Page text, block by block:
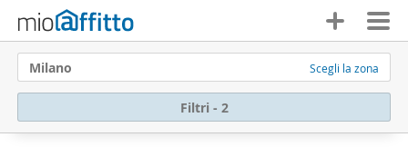
Milano Scegli la zona
Filtri - 2